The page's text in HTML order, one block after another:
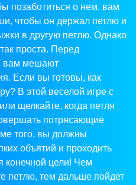
позаботиться о нем, вам
чтобы он держал петлю и
в другую петлю. Однако
проста. Перед
вам мешают
Если вы готовы, как
В этой веселой игре с
щелкайте, когда петля
потрясающие
того, вы должны
объятий и проходить
конечной цели! Чем
петлю, тем дальше пойдет